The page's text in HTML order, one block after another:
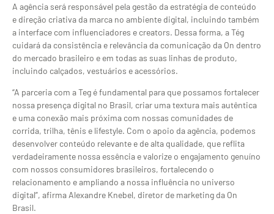
A agência será responsável pela gestão da estratégia de conteúdo
e direção criativa da marca no ambiente digital, incluindo também
a interface com influenciadores e creators. Dessa forma, a Tég
cuidará da consistência e relevância da comunicação da On dentro
do mercado brasileiro e em todas as suas linhas de produto,
incluindo calçados, vestuários e acessórios.
“A parceria com a Teg é fundamental para que possamos fortalecer
nossa presença digital no Brasil, criar uma textura mais autêntica
e uma conexão mais próxima com nossas comunidades de
corrida, trilha, tênis e lifestyle. Com o apoio da agência, podemos
desenvolver conteúdo relevante e de alta qualidade, que reflita
verdadeiramente nossa essência e valorize o engajamento genuíno
com nossos consumidores brasileiros, fortalecendo o
relacionamento e ampliando a nossa influência no universo
digital”, afirma Alexandre Knebel, diretor de marketing da On
Brasil.